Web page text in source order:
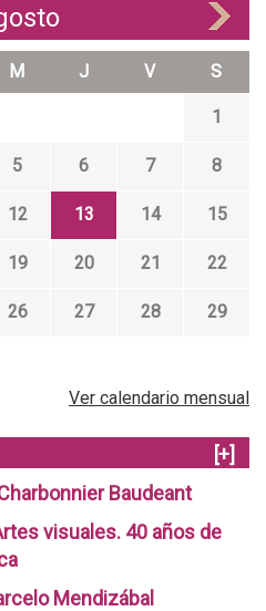
M J V S
1
5 6 7 8
12 13 14 15
19 20 21 22
26 27 28 29
Ver calendario mensual
[+]
Baudeant
visuales. 40 años de
Mendizábal